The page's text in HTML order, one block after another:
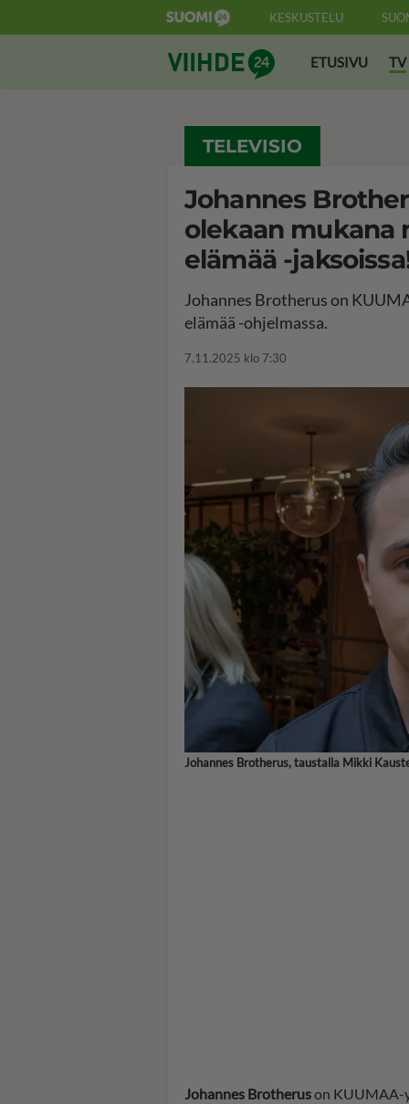
KESKUSTELU
Suomi24 ViihdeETUSIVU TV
TELEVISIO
Johannes
olekaan mukana
elämää -
Johannes Brotherus on
elämää -ohjelmassa.
7.11.2025 klo 7:30
Johannes Brotherus, taustalla Mikki
Johannes Brotheruson KUUMAA-